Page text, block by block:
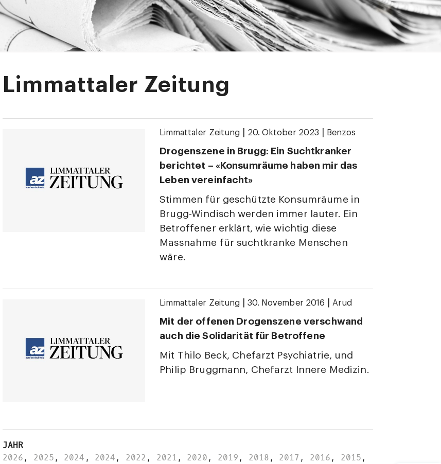
Limmattaler Zeitung
Limmattaler Zeitung 20. Oktober 2023 Benzos
Drogenszene in Brugg: Ein Suchtkranker
berichtet – «Konsumräume haben mir das
Leben vereinfacht»
Stimmen für geschützte Konsumräume in
Brugg-Windisch werden immer lauter. Ein
Betroffener erklärt, wie wichtig diese
Massnahme für suchtkranke Menschen
wäre.
Limmattaler Zeitung 30. November 2016 Arud
Mit der offenen Drogenszene verschwand
auch die Solidarität für Betroffene
Mit Thilo Beck, Chefarzt Psychiatrie, und
Philip Bruggmann, Chefarzt Innere Medizin.
JAHR
2026, 2025, 2024 , 2024, 2022 , 2021, 2020, 2019, 2018, 2017 , 2016, 2015,